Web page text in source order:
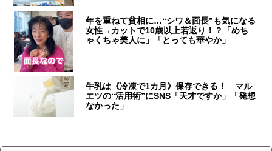
年を重ねて貧相に…“シワ＆面長”も気になる
女性→カットで10歳以上若返り！？「めち
ゃくちゃ美人に」「とっても華やか」
牛乳は《冷凍で1カ月》保存できる！ マル
エツの“活用術”にSNS「天才ですか」「発想
なかった」